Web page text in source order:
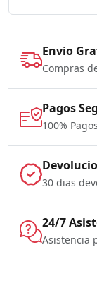
Envio
Compras
Pagos
100%
30 dias
24/7
Asistencia